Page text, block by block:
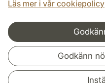
Läs mer i vår cookiepolicy
Godkänn